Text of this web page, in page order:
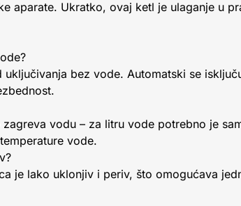
aparate. Ukratko, ovaj ketl je ulaganje u
bez vode. Automatski se
vodu – za litru vode potrebno je
vode.
je lako uklonjiv i periv, što omogućava